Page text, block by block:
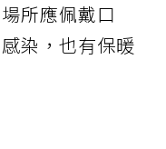
所應佩戴口
染，也有保暖